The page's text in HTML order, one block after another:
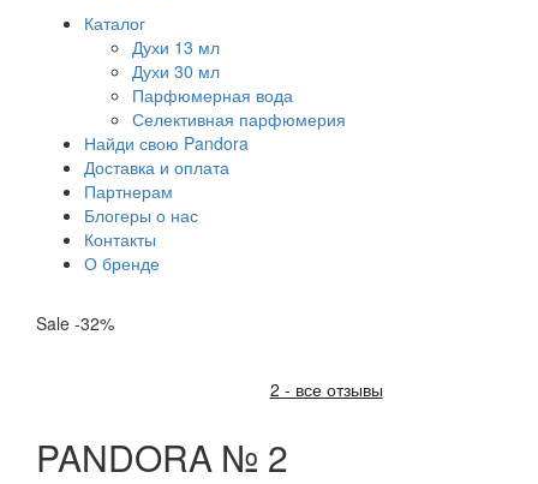
Каталог
Духи 13 мл
Духи 30 мл
Парфюмерная вода
Селективная парфюмерия
Найди свою Pandora
Доставка и оплата
Партнерам
Блогеры о нас
Контакты
О бренде
Sale -32%
2 - все отзывы
PANDORA № 2